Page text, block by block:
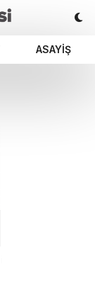
ASAYIŞ